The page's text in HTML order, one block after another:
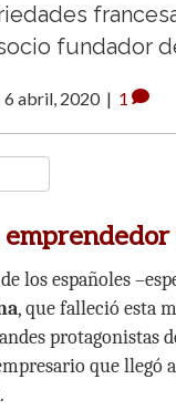
fundador
6 abril, 2020 | 1
los españoles
, que falleció esta
protagonistas
que llegó
.